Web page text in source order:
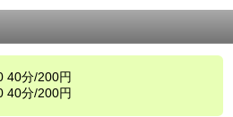
40分/200円
40分/200円